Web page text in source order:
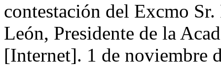
contestación del Excmo
León, Presidente de la
[Internet]. 1 de noviembre